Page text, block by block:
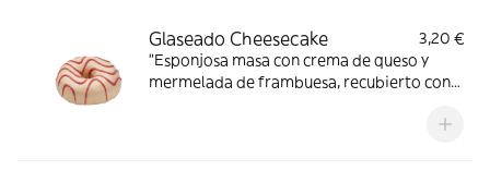
Glaseado Cheesecake
3,20 €
"Esponjosa masa con crema de queso y
mermelada de frambuesa, recubierto con